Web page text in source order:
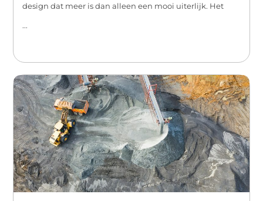
design dat meer is dan alleen een mooi uiterlijk. Het
...